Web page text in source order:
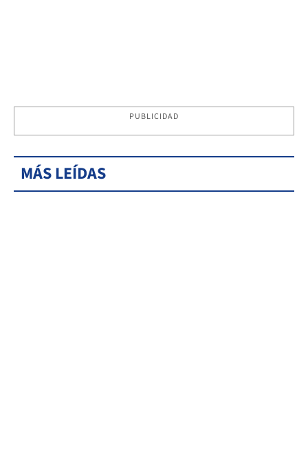
PUBLICIDAD
MÁS LEÍDAS